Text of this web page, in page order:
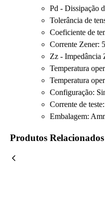
Pd - Dissipação
Tolerância de
Coeficiente de
Corrente Zener:
Zz - Impedância
Temperatura
Temperatura
Configuração:
Corrente de
Embalagem:
Produtos Relacionados